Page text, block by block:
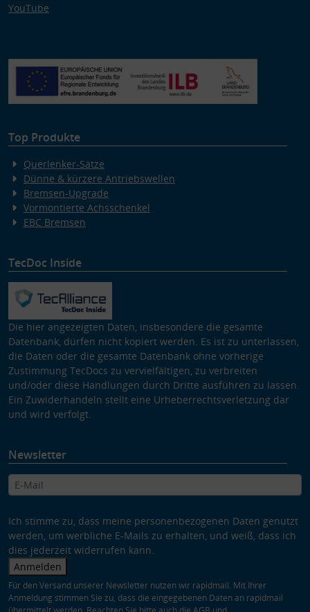
YouTube
Top Produkte
Querlenker-Sätze
Dünne & kürzere Antriebswellen
Bremsen-Upgrade
Vormontierte Achsschenkel
EBC Bremsen
TecDoc Inside
Die hier angezeigten Daten, insbesondere die gesamte
Datenbank, dürfen nicht kopiert werden. Es ist zu unterlassen,
die Daten oder die gesamte Datenbank ohne vorherige
Zustimmung TecDocs zu vervielfältigen, zu verbreiten
und/oder diese Handlungen durch Dritte ausführen zu lassen.
Ein Zuwiderhandeln stellt eine Urheberrechtsverletzung dar
und wird verfolgt.
Newsletter
Ich stimme zu, dass meine personenbezogenen Daten genutzt
werden, um werbliche E-Mails zu erhalten, und weiß, dass ich
dies jederzeit widerrufen kann.
Anmelden
Für den Versand unserer Newsletter nutzen wir rapidmail. Mit Ihrer
Anmeldung stimmen Sie zu, dass die eingegebenen Daten an rapidmail